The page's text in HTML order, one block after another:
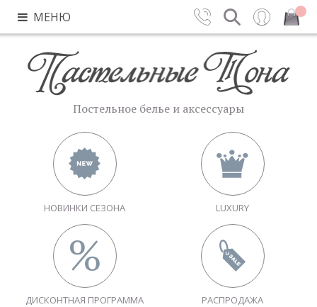
МЕНЮ Вход Закрыть
Постельное белье и аксессуары
НОВИНКИ СЕЗОНА LUXURY
ДИСКОНТНАЯ ПРОГРАММА РАСПРОДАЖА